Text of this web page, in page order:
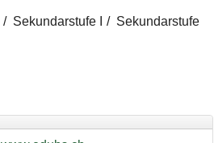
Sekundarstufe I
Sekundarstufe